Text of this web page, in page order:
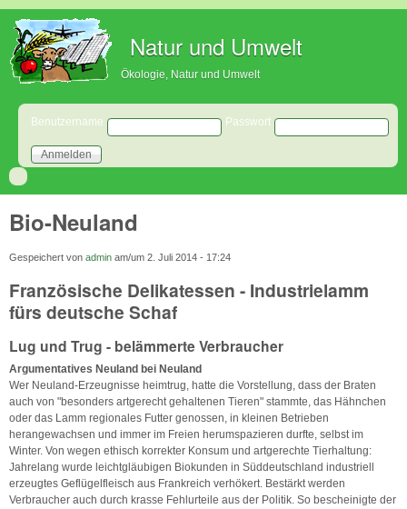
Natur und Umwelt
Ökologie, Natur und Umwelt
Benutzeranmeldung
Benutzername Passwort
Bio-Neuland
Gespeichert von admin am/um 2. Juli 2014 - 17:24
Französische Delikatessen - Industrielamm
fürs deutsche Schaf
Lug und Trug - belämmerte Verbraucher
Argumentatives Neuland bei Neuland
Wer Neuland-Erzeugnisse heimtrug, hatte die Vorstellung, dass der Braten
auch von "besonders artgerecht gehaltenen Tieren" stammte, das Hähnchen
oder das Lamm regionales Futter genossen, in kleinen Betrieben
herangewachsen und immer im Freien herumspazieren durfte, selbst im
Winter. Von wegen ethisch korrekter Konsum und artgerechte Tierhaltung:
Jahrelang wurde leichtgläubigen Biokunden in Süddeutschland industriell
erzeugtes Geflügelfleisch aus Frankreich verhökert. Bestärkt werden
Verbraucher auch durch krasse Fehlurteile aus der Politik. So bescheinigte der